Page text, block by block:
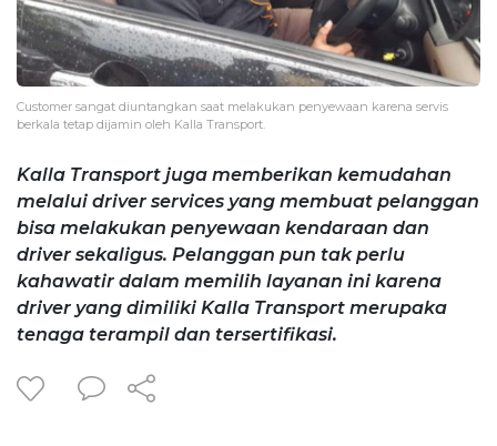
Customer sangat diuntangkan saat melakukan penyewaan karena servis
berkala tetap dijamin oleh Kalla Transport.
Kalla Transport juga memberikan kemudahan
melalui driver services yang membuat pelanggan
bisa melakukan penyewaan kendaraan dan
driver sekaligus. Pelanggan pun tak perlu
kahawatir dalam memilih layanan ini karena
driver yang dimiliki Kalla Transport merupaka
tenaga terampil dan tersertifikasi.